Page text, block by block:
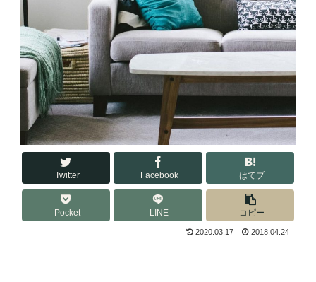
Twitter Facebook はてブ
Pocket LINE コピー
2020.03.17 2018.04.24